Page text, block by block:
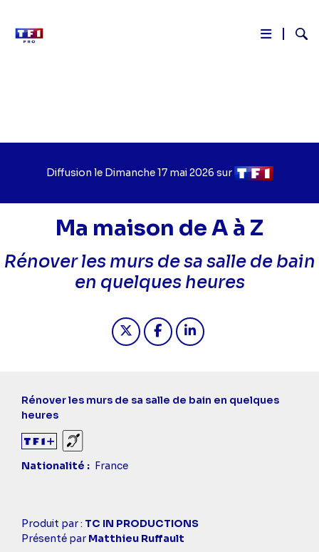
Diffusion le Jour
diffusion
Dimanche 17 mai 2026 sur Chaîne
diffusion
Ma maison de A à Z
Rénover les murs de sa salle de bain
en quelques heures
Partager "2026-05-17 19:50 - Ma
Partager "2026-05-17 19:50
Rénover les murs de sa salle de bain en quelques
heures
Sourds et malentendants
Nationalité
France
Casting
simba
Produit par : TC IN PRODUCTIONS
Présenté par Matthieu Ruffault